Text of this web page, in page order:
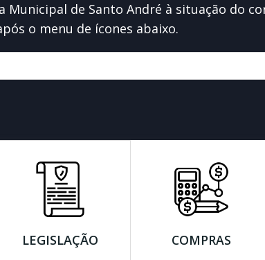
de Santo André à situação do
o menu de ícones abaixo.
LEGISLAÇÃO COMPRAS